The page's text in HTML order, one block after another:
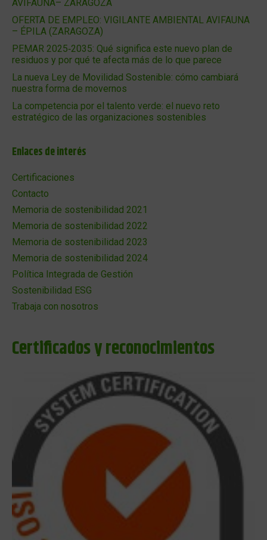
AVIFAUNA– ZARAGOZA
OFERTA DE EMPLEO: VIGILANTE AMBIENTAL AVIFAUNA
– ÉPILA (ZARAGOZA)
PEMAR 2025‑2035: Qué significa este nuevo plan de
residuos y por qué te afecta más de lo que parece
La nueva Ley de Movilidad Sostenible: cómo cambiará
nuestra forma de movernos
La competencia por el talento verde: el nuevo reto
estratégico de las organizaciones sostenibles
Enlaces de interés
Certificaciones
Contacto
Memoria de sostenibilidad 2021
Memoria de sostenibilidad 2022
Memoria de sostenibilidad 2023
Memoria de sostenibilidad 2024
Política Integrada de Gestión
Sostenibilidad ESG
Trabaja con nosotros
Certificados y reconocimientos